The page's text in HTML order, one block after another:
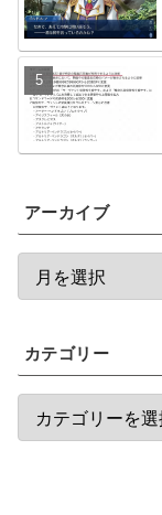
アーカイブ
カテゴリー